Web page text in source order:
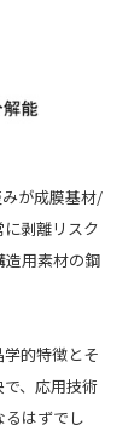
が成膜基材/
剥離リスク
造用素材の鋼
的特徴とそ
、応用技術
はずでし